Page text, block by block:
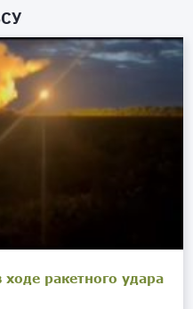
ракетного удара